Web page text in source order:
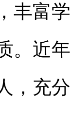
丰富
。近
，充